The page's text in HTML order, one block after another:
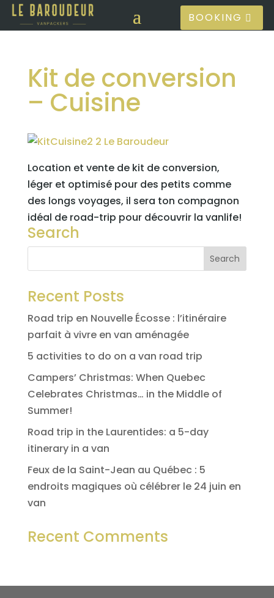
BOOKING
Kit de conversion
– Cuisine
Location et vente de kit de conversion,
léger et optimisé pour des petits comme
des longs voyages, il sera ton compagnon
idéal de road-trip pour découvrir la vanlife!
Search
Recent Posts
Road trip en Nouvelle Écosse : l’itinéraire
parfait à vivre en van aménagée
5 activities to do on a van road trip
Campers’ Christmas: When Quebec
Celebrates Christmas… in the Middle of
Summer!
Road trip in the Laurentides: a 5-day
itinerary in a van
Feux de la Saint-Jean au Québec : 5
endroits magiques où célébrer le 24 juin en
van
Recent Comments